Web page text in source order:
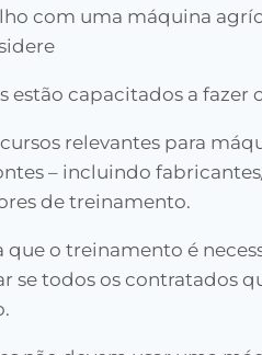
com uma máquina
estão capacitados a fazer
relevantes para
– incluindo
de treinamento.
que o treinamento é
se todos os contratados